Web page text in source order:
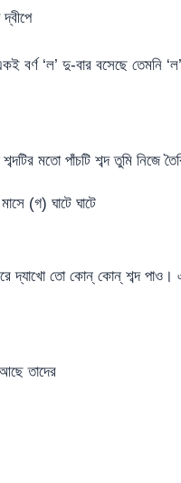
বর্ণ ‘ল’ দু-বার বসেছে তেমনি
মতো পাঁচটি শব্দ তুমি নিজে
(গ) ঘাটে ঘাটে
দ্যাখো তো কোন্ কোন্ শব্দ
তাদের